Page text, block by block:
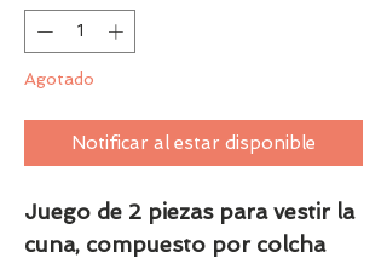
Agotado
Notificar al estar disponible
Juego de 2 piezas para vestir la
cuna, compuesto por colcha